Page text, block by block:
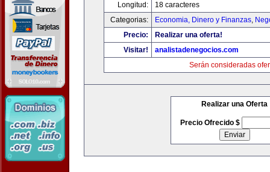
Longitud:
18 caracteres
Categorias:
Economia, Dinero y Finanzas,
Precio:
Realizar una oferta!
Visitar!
analistadenegocios.com
Serán consideradas
Realizar una Oferta
Precio Ofrecido $